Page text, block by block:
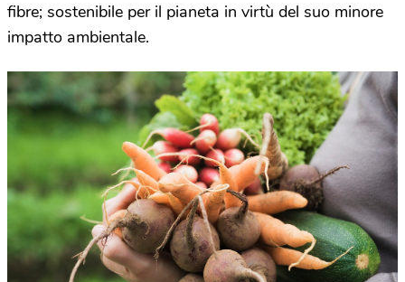
fibre; sostenibile per il pianeta in virtù del suo minore
impatto ambientale.